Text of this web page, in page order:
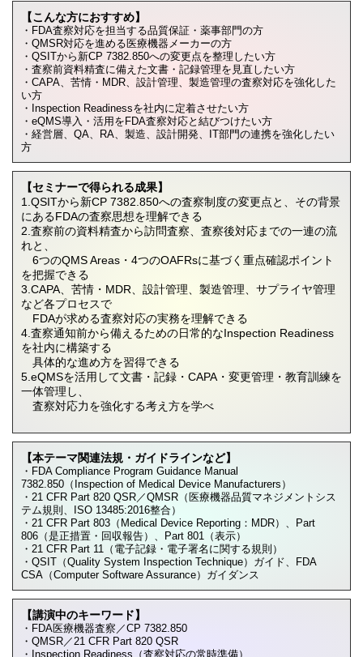
【こんな方におすすめ】
・FDA査察対応を担当する品質保証・薬事部門の方
・QMSR対応を進める医療機器メーカーの方
・QSITから新CP 7382.850への変更点を整理したい方
・査察前資料精査に備えた文書・記録管理を見直したい方
・CAPA、苦情・MDR、設計管理、製造管理の査察対応を強化した
い方
・Inspection Readinessを社内に定着させたい方
・eQMS導入・活用をFDA査察対応と結びつけたい方
・経営層、QA、RA、製造、設計開発、IT部門の連携を強化したい
方
【セミナーで得られる成果】
1.QSITから新CP 7382.850への査察制度の変更点と、その背景
にあるFDAの査察思想を理解できる
2.査察前の資料精査から訪問査察、査察後対応までの一連の流
れと、
6つのQMS Areas・4つのOAFRsに基づく重点確認ポイント
を把握できる
3.CAPA、苦情・MDR、設計管理、製造管理、サプライヤ管理
など各プロセスで
FDAが求める査察対応の実務を理解できる
4.査察通知前から備えるための日常的なInspection Readiness
を社内に構築する
具体的な進め方を習得できる
5.eQMSを活用して文書・記録・CAPA・変更管理・教育訓練を
一体管理し、
査察対応力を強化する考え方を学べ
【本テーマ関連法規・ガイドラインなど】
・FDA Compliance Program Guidance Manual
7382.850（Inspection of Medical Device Manufacturers）
・21 CFR Part 820 QSR／QMSR（医療機器品質マネジメントシス
テム規則、ISO 13485:2016整合）
・21 CFR Part 803（Medical Device Reporting：MDR）、Part
806（是正措置・回収報告）、Part 801（表示）
・21 CFR Part 11（電子記録・電子署名に関する規則）
・QSIT（Quality System Inspection Technique）ガイド、FDA
CSA（Computer Software Assurance）ガイダンス
【講演中のキーワード】
・FDA医療機器査察／CP 7382.850
・QMSR／21 CFR Part 820 QSR
・Inspection Readiness（査察対応の常時準備）